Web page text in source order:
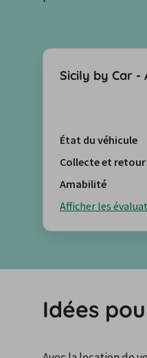
État du véhicule
Collecte et retour
Amabilité
Afficher les
Idées